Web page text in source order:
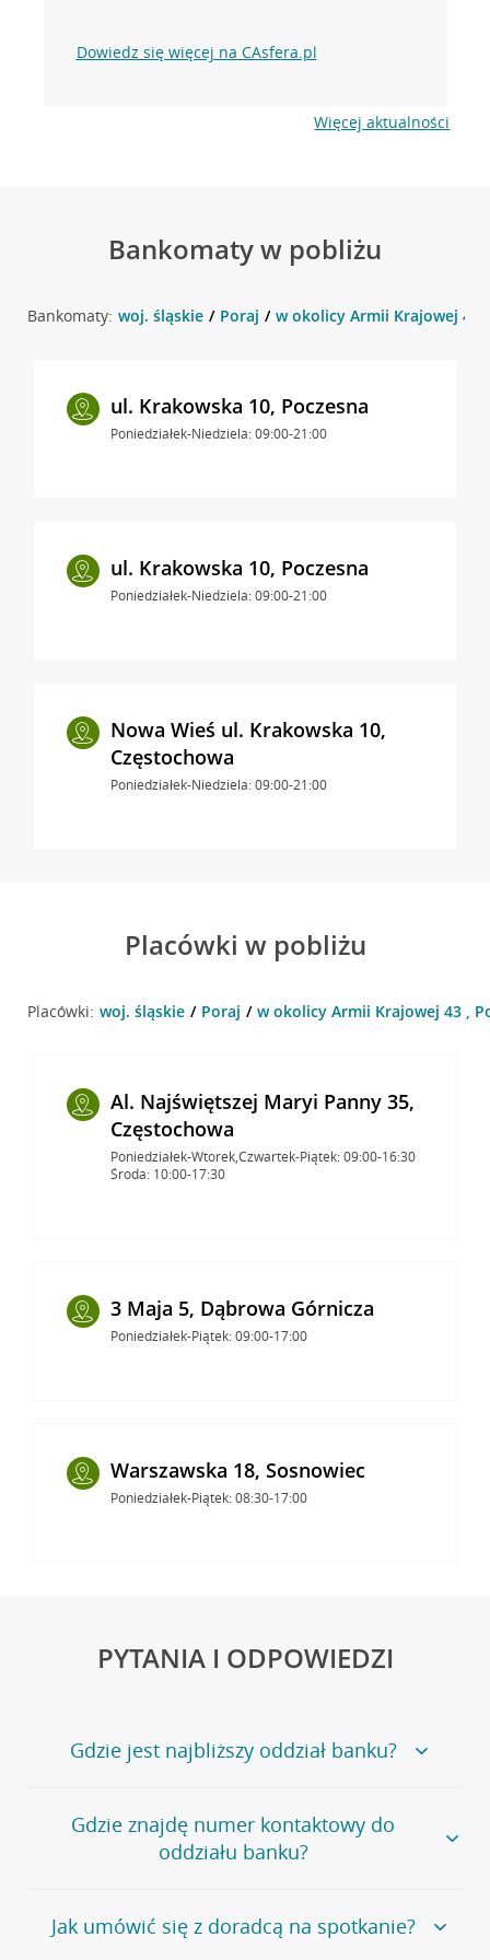
Dowiedz się więcej na CAsfera.pl
Więcej aktualności
Bankomaty w pobliżu
Bankomaty: woj. śląskie Poraj w okolicy Armii Krajowej 43
ul. Krakowska 10, Poczesna
Poniedziałek-Niedziela: 09:00-21:00
ul. Krakowska 10, Poczesna
Poniedziałek-Niedziela: 09:00-21:00
Nowa Wieś ul. Krakowska 10,
Częstochowa
Poniedziałek-Niedziela: 09:00-21:00
Placówki w pobliżu
Placówki: woj. śląskie Poraj w okolicy Armii Krajowej 43 ,
Al. Najświętszej Maryi Panny 35,
Częstochowa
Poniedziałek-Wtorek,Czwartek-Piątek: 09:00-16:30
Środa: 10:00-17:30
3 Maja 5, Dąbrowa Górnicza
Poniedziałek-Piątek: 09:00-17:00
Warszawska 18, Sosnowiec
Poniedziałek-Piątek: 08:30-17:00
PYTANIA I ODPOWIEDZI
Gdzie jest najbliższy oddział banku?
Jeśli szukasz oddziału naszego banku, zapraszamy na
stronęPlacówki i bankomaty, na której znajduje się
wygodna wyszukiwarka.
oddziałów
Gdzie znajdę numer kontaktowy do
oddziału banku?
Bank Credit Agricole nie udostępnia ogólnego numeru
telefonu do placówki bankowej.
Jak umówić się z doradcą na spotkanie?